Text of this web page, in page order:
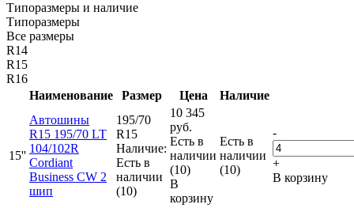
Типоразмеры и наличие
Типоразмеры
Все размеры
R14
R15
R16
Наименование
Размер Цена Наличие
15''
Автошины
R15 195/70 LT
104/102R
Cordiant
Business CW 2
шип
195/70
R15
Наличие:
Есть в
наличии
(10)
10 345
руб.
Есть в
наличии
(10)
В
корзину
Есть в
наличии
(10)
-
+
В корзину